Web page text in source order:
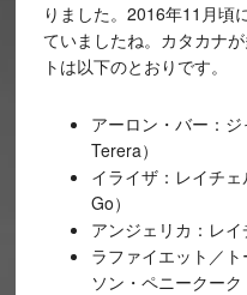
りました。2016年11月頃
ていましたね。カタカナ
トは以下のとおりです。
アーロン・バー：
Terera）
イライザ：レイチ
Go）
アンジェリカ：レイ
ラファイエット／
ソン・ペニークーク